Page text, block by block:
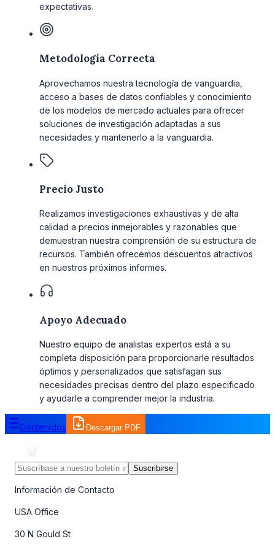
expectativas.
Metodología Correcta
Aprovechamos nuestra tecnología de vanguardia,
acceso a bases de datos confiables y conocimiento
de los modelos de mercado actuales para ofrecer
soluciones de investigación adaptadas a sus
necesidades y mantenerlo a la vanguardia.
Precio Justo
Realizamos investigaciones exhaustivas y de alta
calidad a precios inmejorables y razonables que
demuestran nuestra comprensión de su estructura de
recursos. También ofrecemos descuentos atractivos
en nuestros próximos informes.
Apoyo Adecuado
Nuestro equipo de analistas expertos está a su
completa disposición para proporcionarle resultados
óptimos y personalizados que satisfagan sus
necesidades precisas dentro del plazo especificado
y ayudarle a comprender mejor la industria.
Contenidos Descargar PDF
Suscribirse
Información de Contacto
USA Office
30 N Gould St